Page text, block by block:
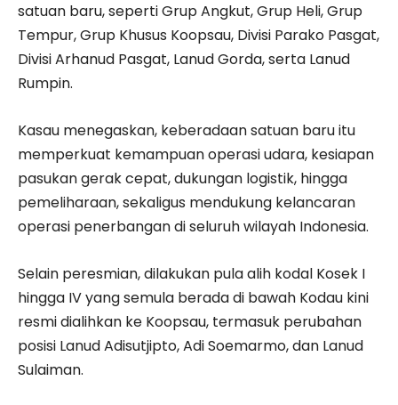
satuan baru, seperti Grup Angkut, Grup Heli, Grup
Tempur, Grup Khusus Koopsau, Divisi Parako Pasgat,
Divisi Arhanud Pasgat, Lanud Gorda, serta Lanud
Rumpin.
Kasau menegaskan, keberadaan satuan baru itu
memperkuat kemampuan operasi udara, kesiapan
pasukan gerak cepat, dukungan logistik, hingga
pemeliharaan, sekaligus mendukung kelancaran
operasi penerbangan di seluruh wilayah Indonesia.
Selain peresmian, dilakukan pula alih kodal Kosek I
hingga IV yang semula berada di bawah Kodau kini
resmi dialihkan ke Koopsau, termasuk perubahan
posisi Lanud Adisutjipto, Adi Soemarmo, dan Lanud
Sulaiman.